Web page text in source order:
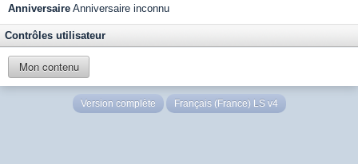
Anniversaire Anniversaire inconnu
Contrôles utilisateur
Mon contenu
Version complète Français (France) LS v4